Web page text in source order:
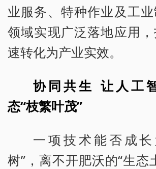
业服务、特种作业及工
领域实现广泛落地应用
速转化为产业实效。
协同共生 让人工
态“枝繁叶茂”
一项技术能否成
树”，离不开肥沃的“生态